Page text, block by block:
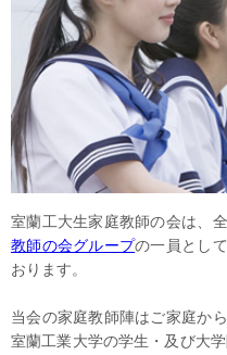
室蘭工大生家庭教師の会は、
教師の会グループの一員とし
おります。
当会の家庭教師陣はご家庭か
室蘭工業大学の学生・及び大